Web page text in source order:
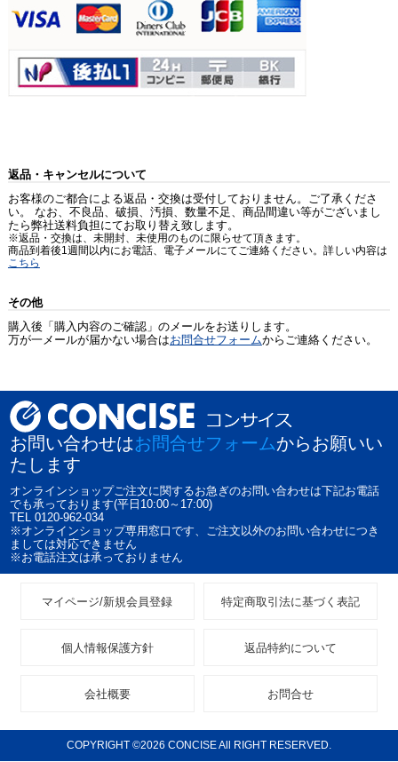
返品・キャンセルについて
お客様のご都合による返品・交換は受付しておりません。ご了承くださ
い。 なお、不良品、破損、汚損、数量不足、商品間違い等がございまし
たら弊社送料負担にてお取り替え致します。
※返品・交換は、未開封、未使用のものに限らせて頂きます。
商品到着後1週間以内にお電話、電子メールにてご連絡ください。詳しい内容は
こちら
その他
購入後「購入内容のご確認」のメールをお送りします。
万が一メールが届かない場合はお問合せフォームからご連絡ください。
お問い合わせはお問合せフォームからお願いい
たします
オンラインショップご注文に関するお急ぎのお問い合わせは下記お電話
でも承っております(平日10:00～17:00)
TEL 0120-962-034
※オンラインショップ専用窓口です、ご注文以外のお問い合わせにつき
ましては対応できません
※お電話注文は承っておりません
マイページ/新規会員登録 特定商取引法に基づく表記
個人情報保護方針 返品特約について
会社概要 お問合せ
COPYRIGHT ©2026 CONCISE All RIGHT RESERVED.